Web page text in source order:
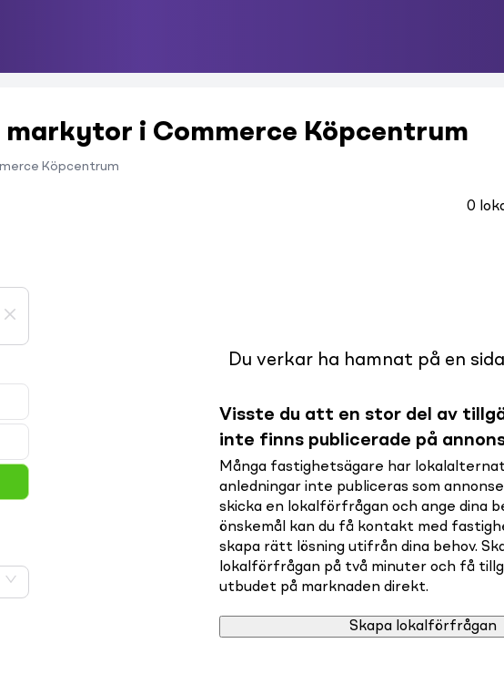
i Commerce Köpcentrum
Köpcentrum
0
Du verkar ha hamnat på en
Visste du att en stor del av
inte finns publicerade på
Många fastighetsägare har
anledningar inte publiceras som
skicka en lokalförfrågan och ange dina
önskemål kan du få kontakt med
skapa rätt lösning utifrån dina behov.
lokalförfrågan på två minuter och få
utbudet på marknaden direkt.
Skapa lokalförfrågan